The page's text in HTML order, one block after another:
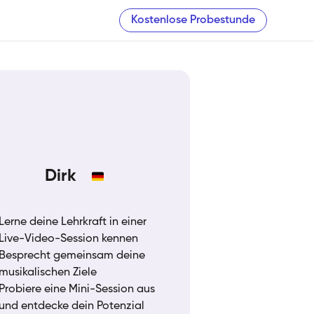
Kostenlose Probestunde
Dirk
Lerne deine Lehrkraft in einer
Live-Video-Session kennen
Besprecht gemeinsam deine
musikalischen Ziele
Probiere eine Mini-Session aus
entdecke dein Potenzial